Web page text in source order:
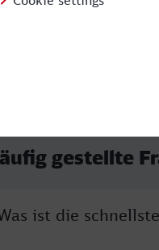
06 05:59
gestellte
ist die